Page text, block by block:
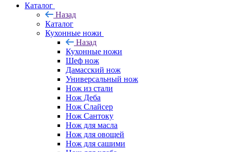
Каталог
Назад
Каталог
Кухонные ножи
Назад
Кухонные ножи
Шеф нож
Дамасский нож
Универсальный нож
Нож из стали
Нож Деба
Нож Слайсер
Нож Сантоку
Нож для масла
Нож для овощей
Нож для сашими